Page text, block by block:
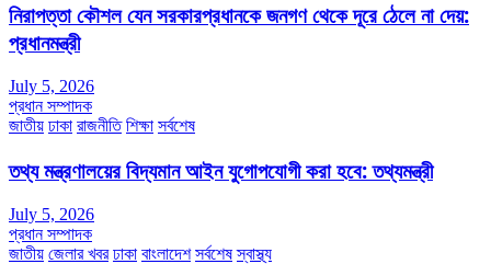
নিরাপত্তা কৌশল যেন সরকারপ্রধানকে জনগণ থেকে দূরে ঠেলে না দেয়:
প্রধানমন্ত্রী
July 5, 2026
প্রধান সম্পাদক
জাতীয় ঢাকা রাজনীতি শিক্ষা সর্বশেষ
তথ্য মন্ত্রণালয়ের বিদ্যমান আইন যুগোপযোগী করা হবে: তথ্যমন্ত্রী
July 5, 2026
প্রধান সম্পাদক
জাতীয় জেলার খবর ঢাকা বাংলাদেশ সর্বশেষ স্বাস্থ্য